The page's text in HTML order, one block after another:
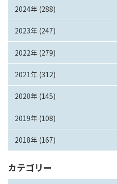
2024年 (288)
2023年 (247)
2022年 (279)
2021年 (312)
2020年 (145)
2019年 (108)
2018年 (167)
カテゴリー